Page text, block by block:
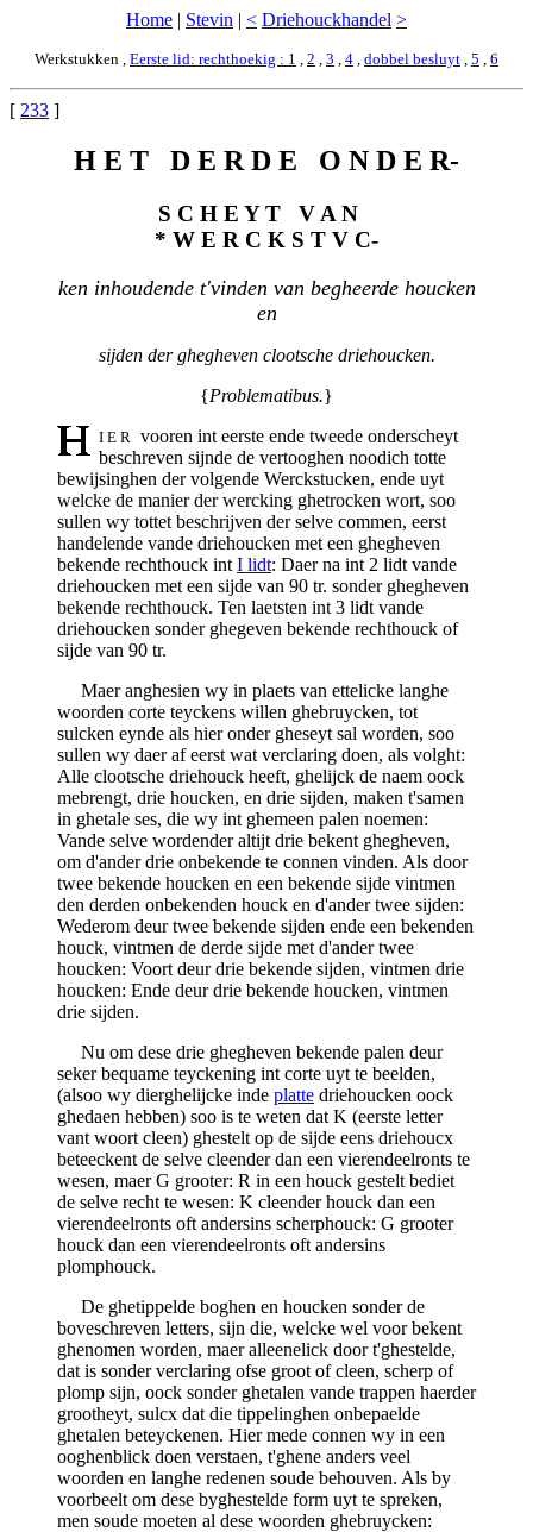
Home | Stevin | < Driehouckhandel >
Werkstukken , Eerste lid: rechthoekig : 1 , 2 , 3 , 4 , dobbel besluyt , 5 , 6
[ 233 ]
H E T D E R D E O N D E R-
S C H E Y T V A N
* W E R C K S T V C-
ken inhoudende t'vinden van begheerde houcken
en
sijden der ghegheven clootsche driehoucken.
{Problematibus.}
I E R vooren int eerste ende tweede onderscheyt
beschreven sijnde de vertooghen noodich totte
bewijsinghen der volgende Werckstucken, ende uyt
welcke de manier der wercking ghetrocken wort, soo
sullen wy tottet beschrijven der selve commen, eerst
handelende vande driehoucken met een ghegheven
bekende rechthouck int I lidt: Daer na int 2 lidt vande
driehoucken met een sijde van 90 tr. sonder ghegheven
bekende rechthouck. Ten laetsten int 3 lidt vande
driehoucken sonder ghegeven bekende rechthouck of
sijde van 90 tr.
Maer anghesien wy in plaets van ettelicke langhe
woorden corte teyckens willen ghebruycken, tot
sulcken eynde als hier onder gheseyt sal worden, soo
sullen wy daer af eerst wat verclaring doen, als volght:
Alle clootsche driehouck heeft, ghelijck de naem oock
mebrengt, drie houcken, en drie sijden, maken t'samen
in ghetale ses, die wy int ghemeen palen noemen:
Vande selve wordender altijt drie bekent ghegheven,
om d'ander drie onbekende te connen vinden. Als door
twee bekende houcken en een bekende sijde vintmen
den derden onbekenden houck en d'ander twee sijden:
Wederom deur twee bekende sijden ende een bekenden
houck, vintmen de derde sijde met d'ander twee
houcken: Voort deur drie bekende sijden, vintmen drie
houcken: Ende deur drie bekende houcken, vintmen
drie sijden.
Nu om dese drie ghegheven bekende palen deur
seker bequame teyckening int corte uyt te beelden,
(alsoo wy dierghelijcke inde platte driehoucken oock
ghedaen hebben) soo is te weten dat K (eerste letter
vant woort cleen) ghestelt op de sijde eens driehoucx
beteeckent de selve cleender dan een vierendeelronts te
wesen, maer G grooter: R in een houck gestelt bediet
de selve recht te wesen: K cleender houck dan een
vierendeelronts oft andersins scherphouck: G grooter
houck dan een vierendeelronts oft andersins
plomphouck.
De ghetippelde boghen en houcken sonder de
boveschreven letters, sijn die, welcke wel voor bekent
ghenomen worden, maer alleenelick door t'ghestelde,
dat is sonder verclaring ofse groot of cleen, scherp of
plomp sijn, oock sonder ghetalen vande trappen haerder
grootheyt, sulcx dat die tippelinghen onbepaelde
ghetalen beteyckenen. Hier mede connen wy in een
ooghenblick doen verstaen, t'ghene anders veel
woorden en langhe redenen soude behouven. Als by
voorbeelt om dese byghestelde form uyt te spreken,
men soude moeten al dese woorden ghebruycken: